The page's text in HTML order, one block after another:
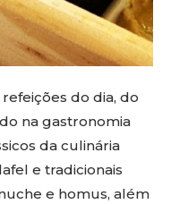
do dia, do
na gastronomia
da culinária
e tradicionais
e homus, além